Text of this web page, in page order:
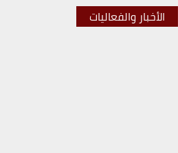
الأخبار والفعاليات